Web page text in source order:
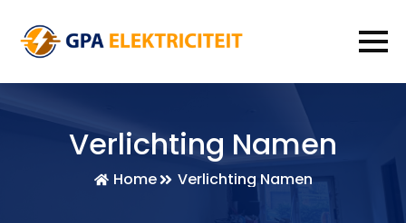
Verlichting Namen
Home Verlichting Namen